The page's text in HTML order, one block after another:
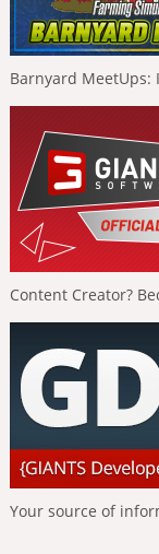
Barnyard MeetUps:
Content Creator?
Your source of